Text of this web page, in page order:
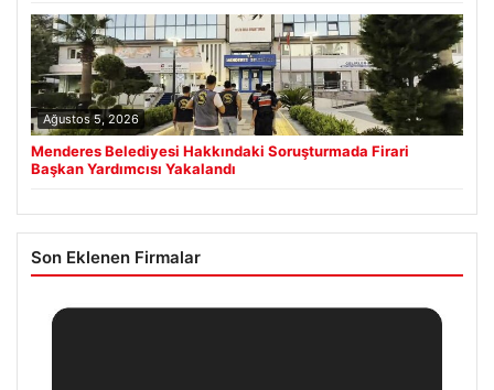
Ağustos 5, 2026
Menderes Belediyesi Hakkındaki Soruşturmada Firari
Başkan Yardımcısı Yakalandı
Son Eklenen Firmalar